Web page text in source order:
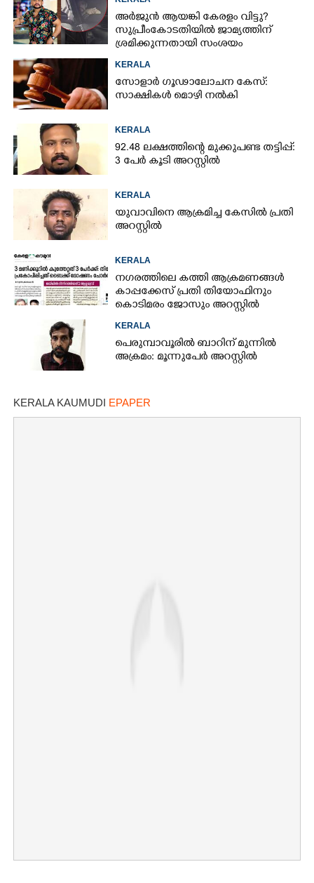
അർജുൻ ആയങ്കി കേരളം വിട്ടു?
സുപ്രീംകോടതിയിൽ ജാമ്യത്തിന്
ശ്രമിക്കുന്നതായി സംശയം
KERALA
സോളാർ ഗൂഢാലോചന കേസ്:
സാക്ഷികൾ മൊഴി നൽകി
KERALA
92.48 ലക്ഷത്തിന്റെ മുക്കുപണ്ട തട്ടിപ്പ്:
3 പേർ കൂടി അറസ്റ്റിൽ
KERALA
യുവാവിനെ ആക്രമിച്ച കേസിൽ പ്രതി
അറസ്റ്റിൽ
KERALA
നഗരത്തിലെ കത്തി ആക്രമണങ്ങൾ
കാപ്പക്കേസ് പ്രതി തിയോഫിനും
കൊടിമരം ജോസും അറസ്റ്റിൽ
KERALA
പെരുമ്പാവൂരിൽ ബാറിന് മുന്നിൽ
അക്രമം: മൂന്നുപേർ അറസ്റ്റിൽ
KERALA KAUMUDI EPAPER